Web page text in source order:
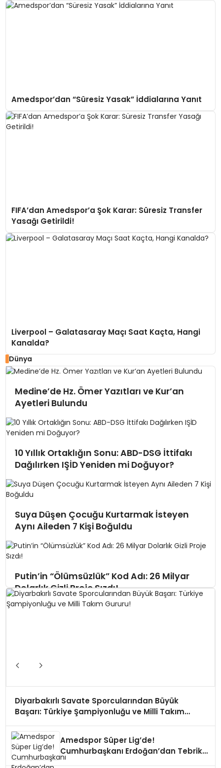
Amedspor’dan “Süresiz Yasak” İddialarına Yanıt
FIFA’dan Amedspor’a Şok Karar: Süresiz Transfer
Yasağı Getirildi!
Liverpool – Galatasaray Maçı Saat Kaçta, Hangi
Kanalda?
Dünya
Medine’de Hz. Ömer Yazıtları ve Kur’an
Ayetleri Bulundu
10 Yıllık Ortaklığın Sonu: ABD-DSG İttifakı
Dağılırken IŞİD Yeniden mi Doğuyor?
Suya Düşen Çocuğu Kurtarmak İsteyen
Aynı Aileden 7 Kişi Boğuldu
Putin’in “Ölümsüzlük” Kod Adı: 26 Milyar
Dolarlık Gizli Proje Sızdı!
Diyarbakırlı Savate Sporcularından Büyük
Başarı: Türkiye Şampiyonluğu ve Milli Takım
Amedspor Süper Lig’de!
Cumhurbaşkanı Erdoğan’dan Tebrik
Mesajı